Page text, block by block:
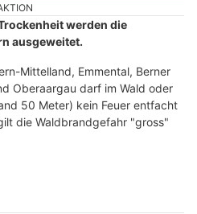
werden die
ausgeweitet.
Mittelland, Emmental, Berner
Oberaargau darf im Wald oder
50 Meter) kein Feuer entfacht
die Waldbrandgefahr "gross"